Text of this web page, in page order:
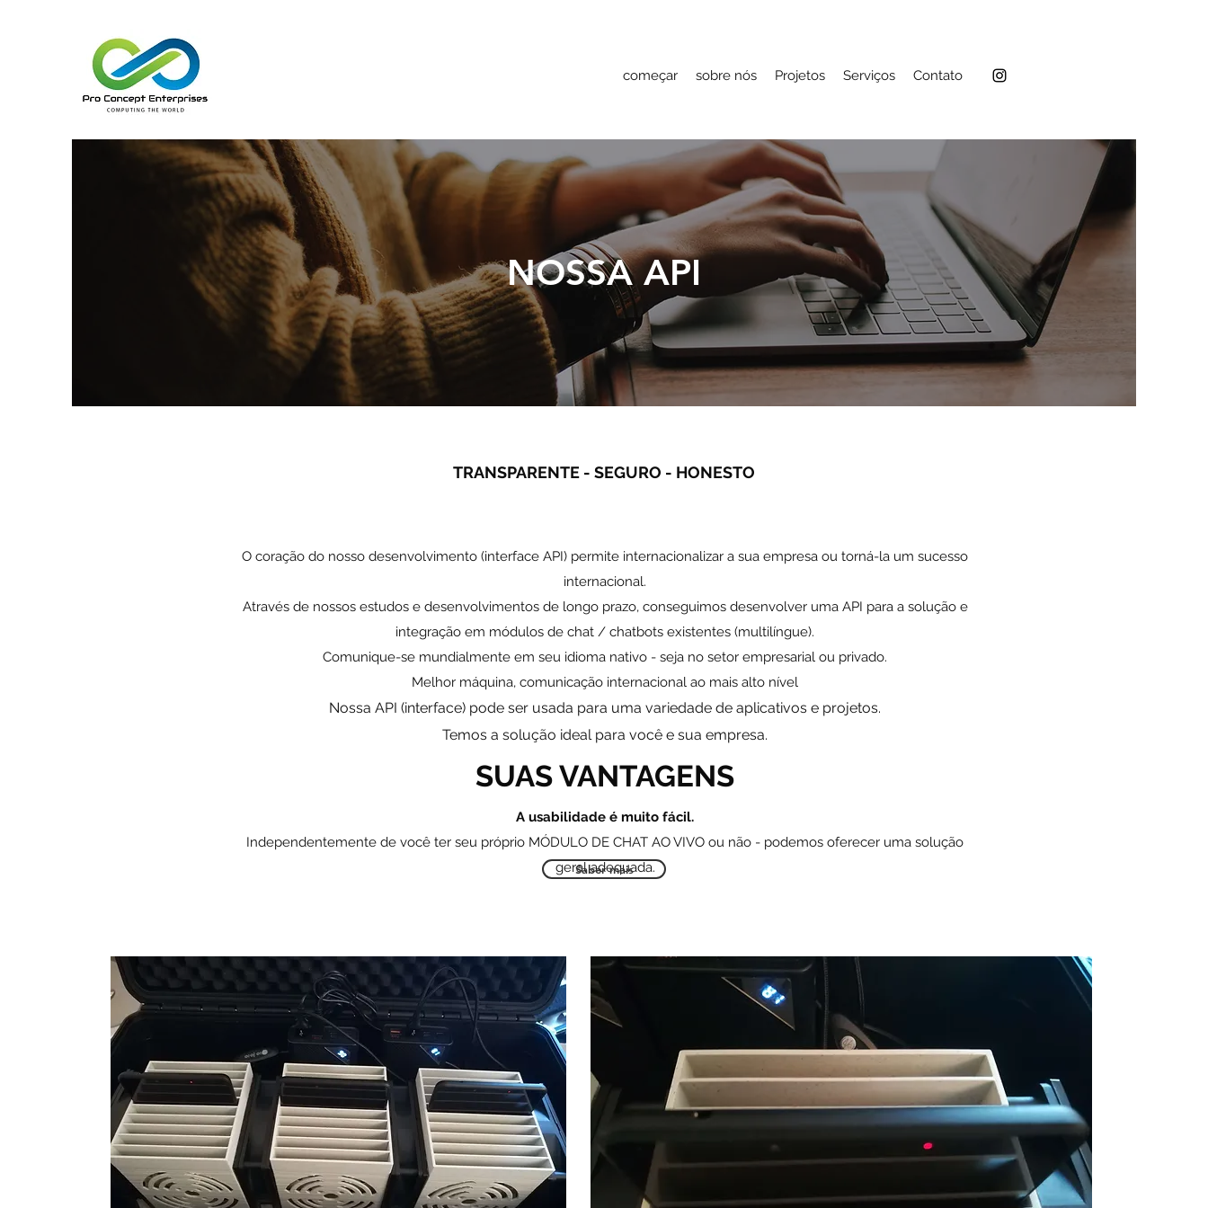
começar sobre nós Projetos Serviços Contato
NOSSA API
TRANSPARENTE - SEGURO - HONESTO
O coração do nosso desenvolvimento (interface API) permite internacionalizar a sua empresa ou torná-la um sucesso
internacional.
Através de nossos estudos e desenvolvimentos de longo prazo, conseguimos desenvolver uma API para a solução e
integração em módulos de chat / chatbots existentes (multilíngue).
Comunique-se mundialmente em seu idioma nativo - seja no setor empresarial ou privado.
Melhor máquina, comunicação internacional ao mais alto nível
Nossa API (interface) pode ser usada para uma variedade de aplicativos e projetos.
Temos a solução ideal para você e sua empresa.
SUAS VANTAGENS
A usabilidade é muito fácil.
Independentemente de você ter seu próprio MÓDULO DE CHAT AO VIVO ou não - podemos oferecer uma solução
geral adequada.
Saber mais